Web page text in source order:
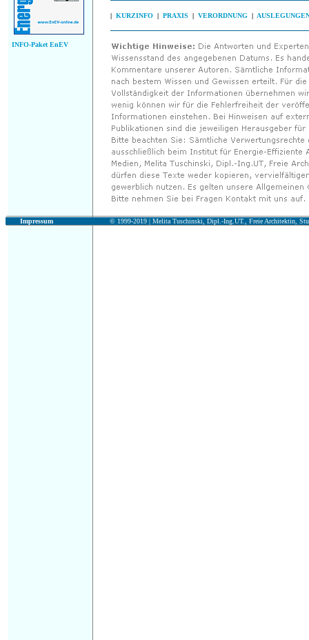
INFO-Paket EnEV
| KURZINFO | PRAXIS | VERORDNUNG |
Impressum © 1999-2019 | Melita Tuschinski, Dipl.-Ing.UT., Freie Architektin,